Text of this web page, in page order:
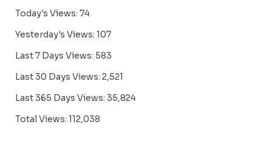
Today's Views: 74
Yesterday's Views: 107
Last 7 Days Views: 583
Last 30 Days Views: 2,521
Last 365 Days Views: 35,824
Total Views: 112,038